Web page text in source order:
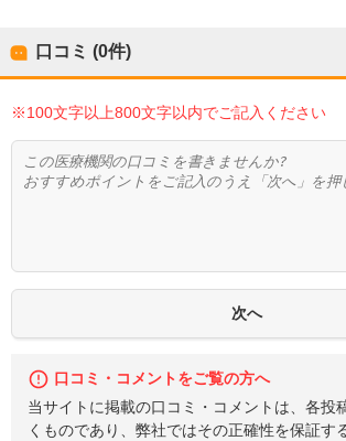
口コミ (0件)
※100文字以上800文字以内でご記入ください
口コミ・コメントをご覧の方へ
当サイトに掲載の口コミ・コメントは、各投
くものであり、弊社ではその正確性を保証す